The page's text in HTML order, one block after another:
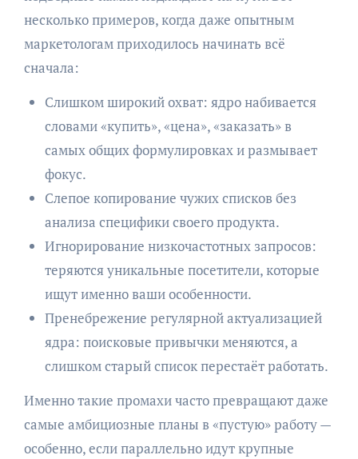
несколько примеров, когда даже опытным
маркетологам приходилось начинать всё
сначала:
Слишком широкий охват: ядро набивается
словами «купить», «цена», «заказать» в
самых общих формулировках и размывает
фокус.
Слепое копирование чужих списков без
анализа специфики своего продукта.
Игнорирование низкочастотных запросов:
теряются уникальные посетители, которые
ищут именно ваши особенности.
Пренебрежение регулярной актуализацией
ядра: поисковые привычки меняются, а
слишком старый список перестаёт работать.
Именно такие промахи часто превращают даже
самые амбициозные планы в «пустую» работу —
особенно, если параллельно идут крупные